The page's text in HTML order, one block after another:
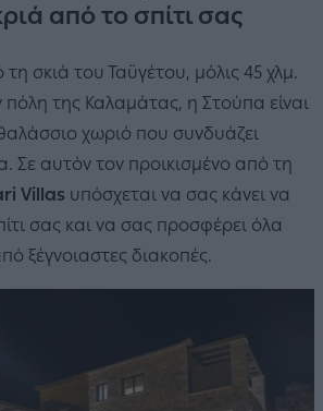
από το σπίτι σας
σκιά του Ταϋγέτου, μόλις 45 χλμ.
της Καλαμάτας, η Στούπα είναι
χωριό που συνδυάζει
Σε αυτόν τον προικισμένο από τη
Villas υπόσχεται να σας κάνει να
σας και να σας προσφέρει όλα
ξέγνοιαστες διακοπές.